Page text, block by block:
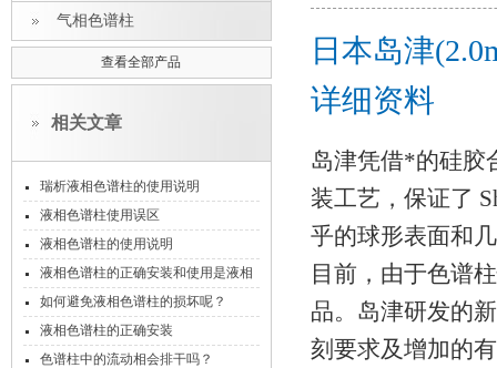
气相色谱柱
查看全部产品
相关文章
瑞析液相色谱柱的使用说明
液相色谱柱使用误区
液相色谱柱的使用说明
液相色谱柱的正确安装和使用是液相
色谱工作的关键
如何避免液相色谱柱的损坏呢？
液相色谱柱的正确安装
色谱柱中的流动相会排干吗？
日本岛津
详细资料
岛津凭借*的硅胶
装工艺，保证了
乎的球形表面和
目前，由于色谱
品。岛津研发的
刻要求及增加的